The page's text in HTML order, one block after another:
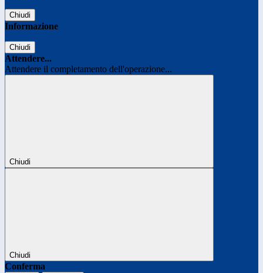
Chiudi
Informazione
Chiudi
Attendere...
Attendere il completamento dell'operazione...
Chiudi
Chiudi
Conferma